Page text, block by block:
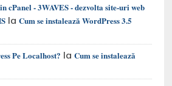
cPanel - 3WAVES - dezvolta site-uri web
laCum se instalează WordPress 3.5
Pe Localhost? laCum se instalează